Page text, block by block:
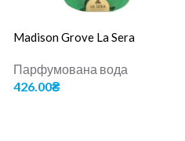
Madison Grove La Sera
Парфумована вода
426.00₴